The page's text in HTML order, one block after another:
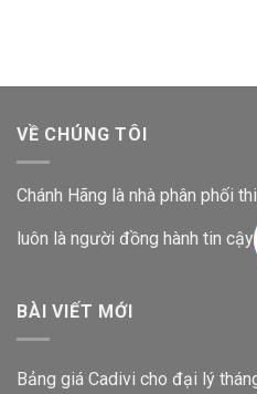
VỀ CHÚNG TÔI
Chánh Hãng là nhà phân phối
luôn là người đồng hành tin cậy
BÀI VIẾT MỚI
Bảng giá Cadivi cho đại lý